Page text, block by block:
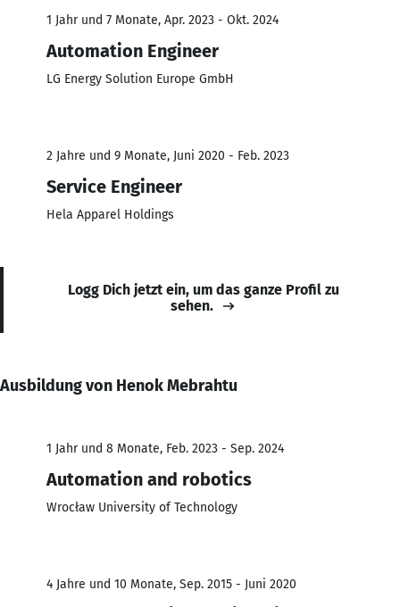
1 Jahr und 7 Monate, Apr. 2023 - Okt. 2024
Automation Engineer
LG Energy Solution Europe GmbH
2 Jahre und 9 Monate, Juni 2020 - Feb. 2023
Service Engineer
Hela Apparel Holdings
Logg Dich jetzt ein, um das ganze Profil zu
sehen.
Ausbildung von Henok Mebrahtu
1 Jahr und 8 Monate, Feb. 2023 - Sep. 2024
Automation and robotics
Wrocław University of Technology
4 Jahre und 10 Monate, Sep. 2015 - Juni 2020